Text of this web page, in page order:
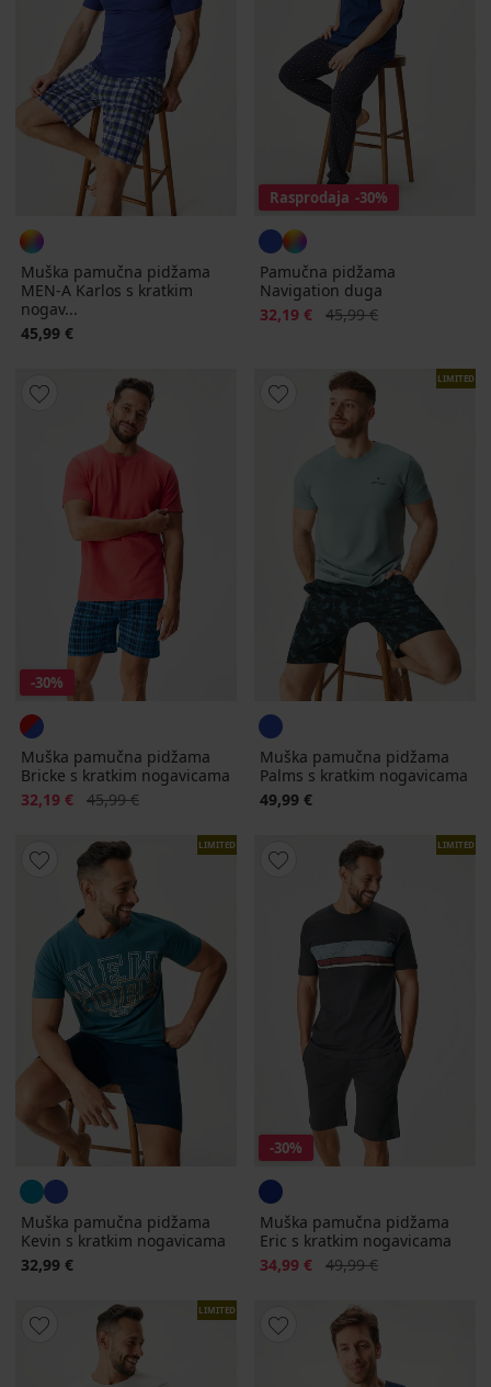
Muška pamučna pidžama
MEN-A Karlos s kratkim
nogav...
45,99 €
Rasprodaja -30%
Pamučna pidžama
Navigation duga
Popust
32,19 € Prvobitna cijena
45,99 €
-30%
Muška pamučna pidžama
Bricke s kratkim nogavicama
Popust
32,19 € Prvobitna cijena
45,99 €
LIMITED
Muška pamučna pidžama
Palms s kratkim nogavicama
49,99 €
LIMITED
Muška pamučna pidžama
Kevin s kratkim nogavicama
32,99 €
LIMITED
-30%
Muška pamučna pidžama
Eric s kratkim nogavicama
Popust
34,99 € Prvobitna cijena
49,99 €
LIMITED